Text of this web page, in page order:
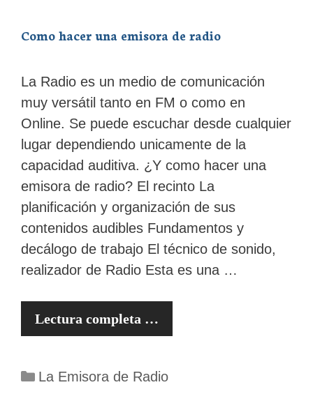
Como hacer una emisora de radio
La Radio es un medio de comunicación
muy versátil tanto en FM o como en
Online. Se puede escuchar desde cualquier
lugar dependiendo unicamente de la
capacidad auditiva. ¿Y como hacer una
emisora de radio? El recinto La
planificación y organización de sus
contenidos audibles Fundamentos y
decálogo de trabajo El técnico de sonido,
realizador de Radio Esta es una …
Lectura completa …
Categorías
La Emisora de Radio